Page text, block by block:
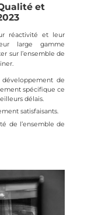
et
réactivité et leur
large gamme
sur l’ensemble de
de
spécifique ce
délais.
satisfaisants.
de l’ensemble de